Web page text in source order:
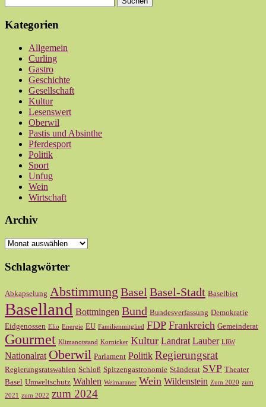
Kategorien
Allgemein
Curling
Gastro
Geschichte
Gesellschaft
Kultur
Lesenswert
Oberwil
Pastis und Absinthe
Pferdesport
Politik
Sport
Unfug
Wein
Wirtschaft
Archiv
Archiv
Schlagwörter
Abkapselung Abstimmung Basel Basel-Stadt Baselbiet
Baselland Bottmingen Bund Bundesverfassung Demokratie
Eidgenossen Elio Energie EU Familienmitglied FDP Frankreich Gemeinderat
Gourmet Klimanotstand Kornicker Kultur Landrat Lauber LRW
Nationalrat Oberwil Parlament Politik Regierungsrat
Regierungsratswahlen Schloß Spitzengastronomie Ständerat SVP Theater
Basel Umweltschutz Wahlen Weimaraner Wein Wildenstein Zum 2020 zum
2021
zum 2022 zum 2024